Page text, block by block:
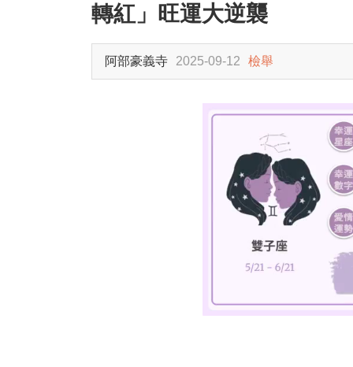
轉紅」旺運大逆襲
阿部豪義寺 2025-09-12 檢舉